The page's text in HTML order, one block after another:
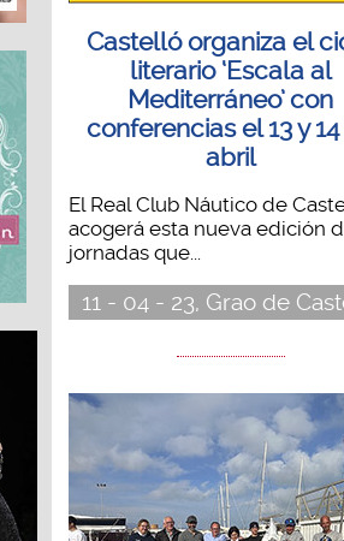
Castelló organiza el
literario ‘Escala al
Mediterráneo’ con
conferencias el 13 y
abril
El Real Club Náutico de
acogerá esta nueva edición
jornadas que...
11 - 04 - 23, Grao de